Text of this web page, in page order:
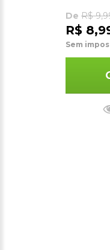
De R$
R$
Sem